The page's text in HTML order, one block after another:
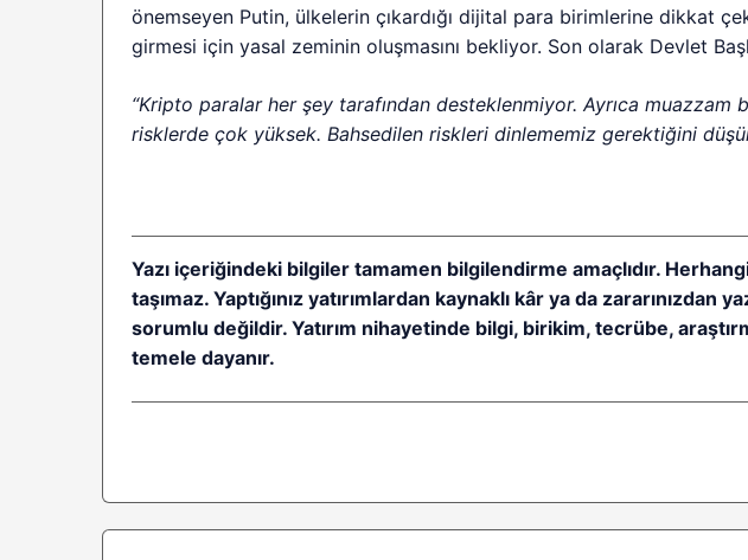
önemseyen Putin, ülkelerin çıkardığı dijital para birimlerine dikkat
girmesi için yasal zeminin oluşmasını bekliyor. Son olarak Devlet
“Kripto paralar her şey tarafından desteklenmiyor. Ayrıca muazzam
risklerde çok yüksek. Bahsedilen riskleri dinlememiz gerektiğini
Yazı içeriğindeki bilgiler tamamen bilgilendirme amaçlıdır.
taşımaz. Yaptığınız yatırımlardan kaynaklı kâr ya da
sorumlu değildir. Yatırım nihayetinde bilgi, birikim, tecrübe,
temele dayanır.